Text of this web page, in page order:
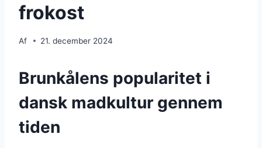
frokost
Af 21. december 2024
Brunkålens popularitet i
dansk madkultur gennem
tiden